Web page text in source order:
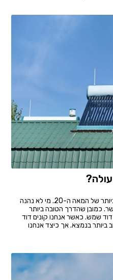
מים חמים הם אחת ההמצאות הטובות ביותר של המאה ה-20. מי לא נהנה
כמובן שהדרך הטובה ביותר
שמש. כאשר אנחנו קונים דוד
ביותר בנמצא. אך כיצד אנחנו